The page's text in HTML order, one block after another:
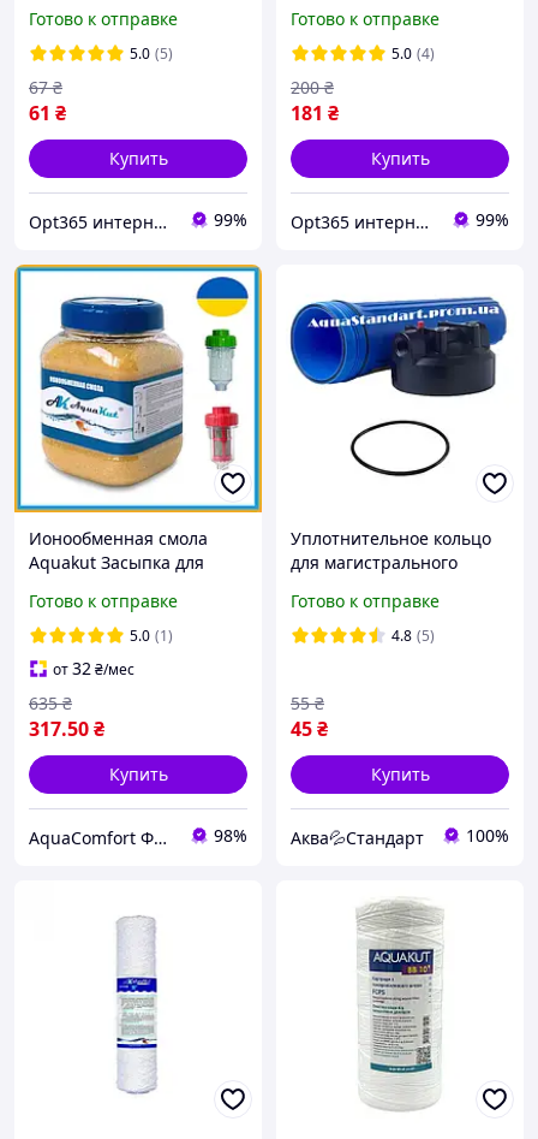
Готово к отправке
5.0 (5)
61 ₴
67 ₴
Купить
Opt365 интернет-магазин 99%
Готово к отправке
5.0 (4)
181 ₴
200 ₴
Купить
Opt365 интернет-магазин 99%
Ионообменная смола
Аquakut Засыпка для
машины Наполнитель
для фильтров для
смягчения
Готово к отправке
5.0 (1)
от32₴/мес
317.50₴
635 ₴
Купить
AquaComfort ФОП Муха Є. Л. 98%
Уплотнительное кольцо
для магистрального
(D150мм)
Готово к отправке
4.8 (5)
45₴
55 ₴
Купить
Аква💦Стандарт 100%